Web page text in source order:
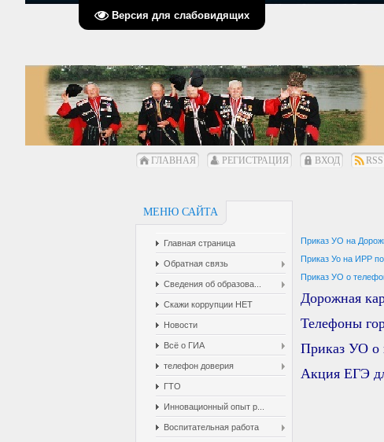
Версия для слабовидящих
ГЛАВНАЯ РЕГИСТРАЦИЯ ВХОД RSS
МЕНЮ САЙТА
Главная страница
Обратная связь
Сведения об образова...
Скажи коррупции НЕТ
Новости
Всё о ГИА
телефон доверия
ГТО
Инновационный опыт р...
Воспитательная работа
Приказ УО на
Приказ Уо на ИРР
Приказ УО о
Дорожная
Телефоны
Приказ УО о
Акция ЕГЭ